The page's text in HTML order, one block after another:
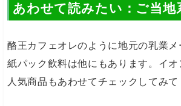
あわせて読みたい：ご当地
酪王カフェオレのように地元の乳業
紙パック飲料は他にもあります。イ
人気商品もあわせてチェックしてみて